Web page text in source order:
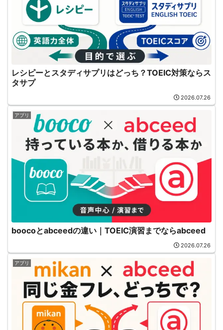
レシピーとスタディサプリはどっち？TOEIC対策ならス
タサプ
2026.07.26
アプリ
boocoとabceedの違い｜TOEIC演習までならabceed
2026.07.26
アプリ